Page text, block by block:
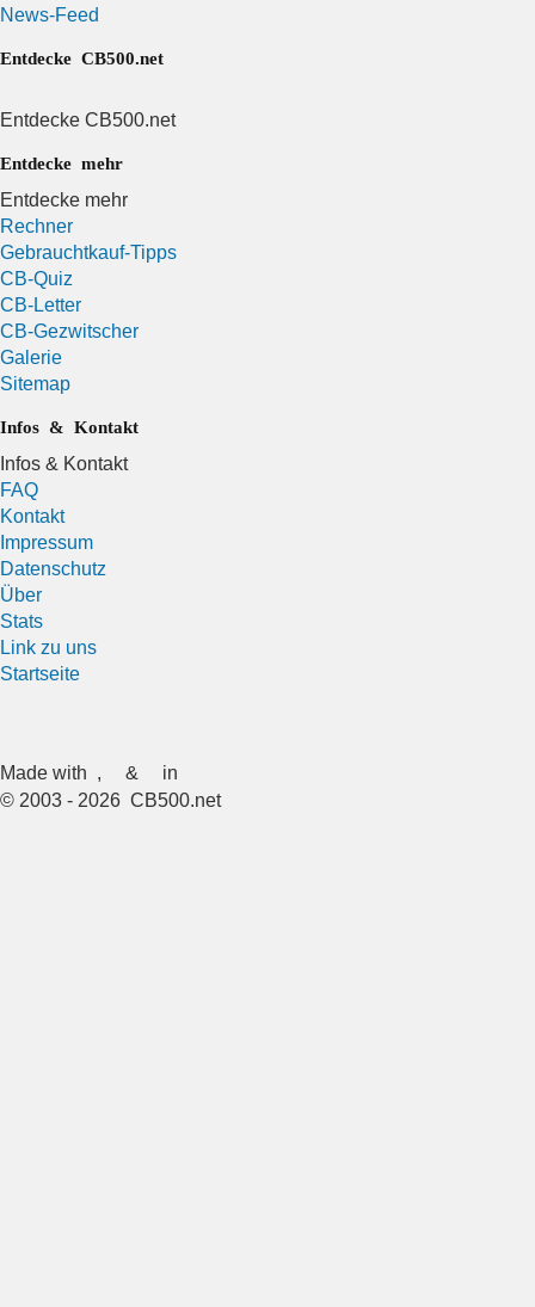
News-Feed
Entdecke CB500.net
Entdecke CB500.net
Entdecke mehr
Entdecke mehr
Rechner
Gebrauchtkauf-Tipps
CB-Quiz
CB-Letter
CB-Gezwitscher
Galerie
Sitemap
Infos & Kontakt
Infos & Kontakt
FAQ
Kontakt
Impressum
Datenschutz
Über
Stats
Link zu uns
Startseite
Made with , &
in
© 2003 - 2026 CB500.net